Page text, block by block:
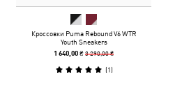
Кроссовки Puma Rebound V6 WTR
Youth Sneakers
1 640,00 ₴3 290,00 ₴
(1)